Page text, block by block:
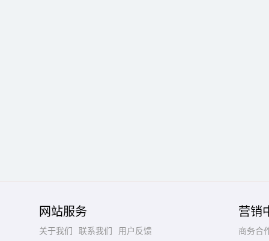
网站服务
关于我们 联系我们
用户反馈
营销
商务合